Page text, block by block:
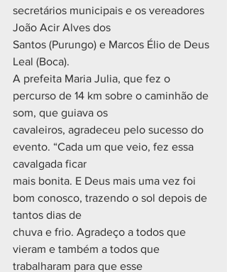
secretários municipais e os vereadores
João Acir Alves dos
Santos (Purungo) e Marcos Élio de Deus
Leal (Boca).
A prefeita Maria Julia, que fez o
percurso de 14 km sobre o caminhão de
som, que guiava os
cavaleiros, agradeceu pelo sucesso do
evento. “Cada um que veio, fez essa
cavalgada ficar
mais bonita. E Deus mais uma vez foi
bom conosco, trazendo o sol depois de
tantos dias de
chuva e frio. Agradeço a todos que
vieram e também a todos que
trabalharam para que esse